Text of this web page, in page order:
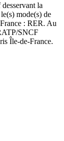
la
mode(s) de
: RER. Au
SNCF
Île-de-France.